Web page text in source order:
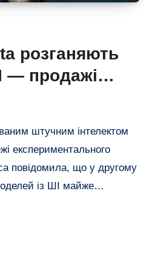
розганяють
— продажі
штучним інтелектом
експериментального
повідомила, що у другому
із ШІ майже…